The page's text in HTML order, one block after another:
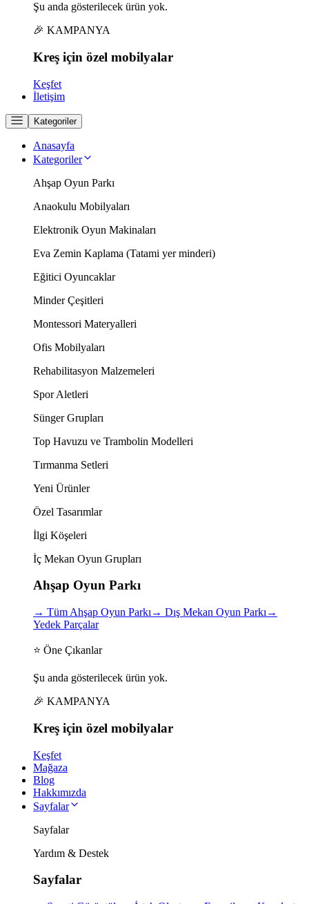
Şu anda gösterilecek ürün yok.
🎉 KAMPANYA
Kreş için özel mobilyalar
Keşfet
İletişim
Kategoriler
Anasayfa
Kategoriler
Ahşap Oyun Parkı
Anaokulu Mobilyaları
Elektronik Oyun Makinaları
Eva Zemin Kaplama (Tatami yer minderi)
Eğitici Oyuncaklar
Minder Çeşitleri
Montessori Materyalleri
Ofis Mobilyaları
Rehabilitasyon Malzemeleri
Spor Aletleri
Sünger Grupları
Top Havuzu ve Trambolin Modelleri
Tırmanma Setleri
Yeni Ürünler
Özel Tasarımlar
İlgi Köşeleri
İç Mekan Oyun Grupları
Ahşap Oyun Parkı
→ Tüm Ahşap Oyun Parkı → Dış Mekan Oyun Parkı →
Yedek Parçalar
⭐ Öne Çıkanlar
Şu anda gösterilecek ürün yok.
🎉 KAMPANYA
Kreş için özel mobilyalar
Keşfet
Mağaza
Blog
Hakkımızda
Sayfalar
Sayfalar
Yardım & Destek
Sayfalar